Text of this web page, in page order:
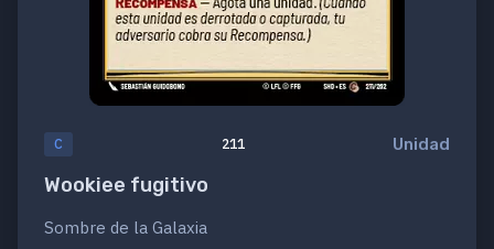
C 211 Unidad
Wookiee fugitivo
Sombre de la Galaxia